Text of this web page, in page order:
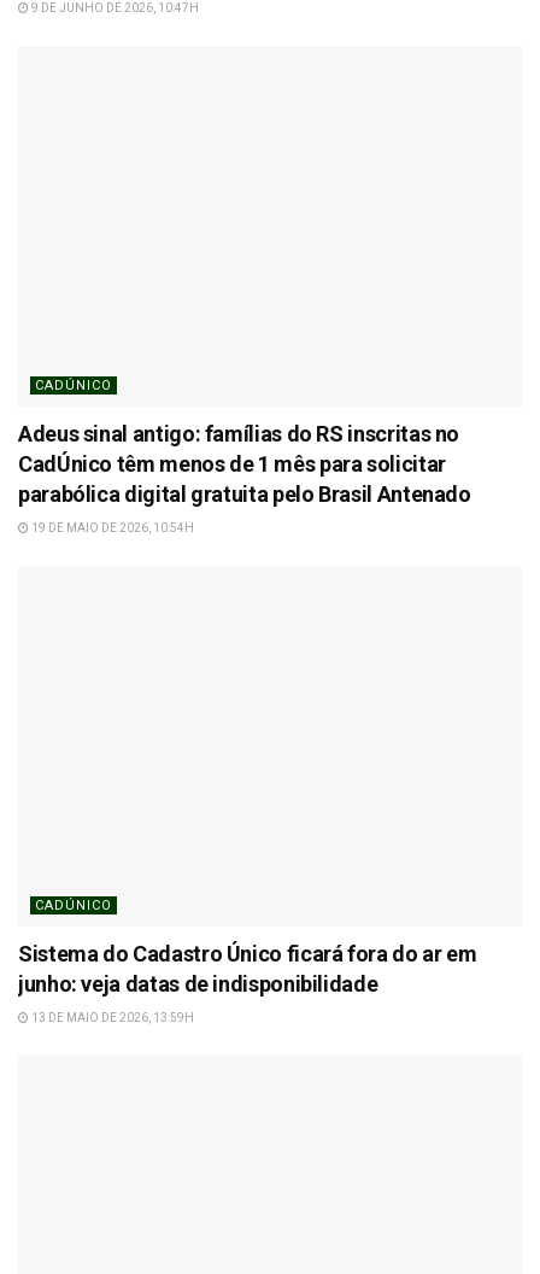
9 DE JUNHO DE 2026, 10:47H
CADÚNICO
Adeus sinal antigo: famílias do RS inscritas no
CadÚnico têm menos de 1 mês para solicitar
parabólica digital gratuita pelo Brasil Antenado
19 DE MAIO DE 2026, 10:54H
CADÚNICO
Sistema do Cadastro Único ficará fora do ar em
junho: veja datas de indisponibilidade
13 DE MAIO DE 2026, 13:59H